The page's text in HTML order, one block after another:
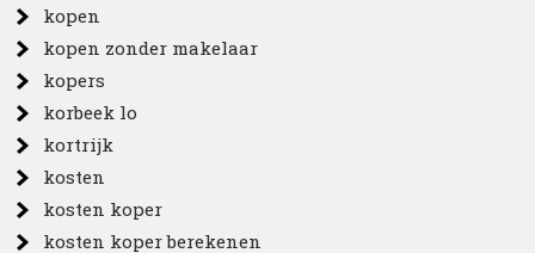
kopen
kopen zonder makelaar
kopers
korbeek lo
kortrijk
kosten
kosten koper
kosten koper berekenen